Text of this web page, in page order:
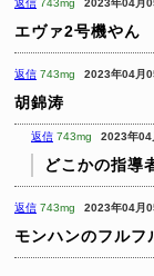
返信 743mg 2023年04月
エヴァ2号機やん
返信 743mg 2023年04月
胡錦涛
返信 743mg 2023年
どこかの指導
返信 743mg 2023年04月
モンハンのフルフ